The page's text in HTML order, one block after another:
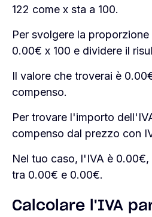
122 come x sta a 100.
Per svolgere la
0.00€ x 100 e dividere il
Il valore che troverai è 0.00
compenso.
Per trovare l'importo
compenso dal prezzo con
Nel tuo caso, l'IVA è 0.00€,
tra 0.00€ e 0.00€.
Calcolare l'IVA